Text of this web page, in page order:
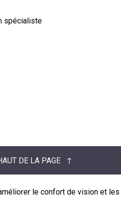
spécialiste
DE LA PAGE ↑
le confort de vision et